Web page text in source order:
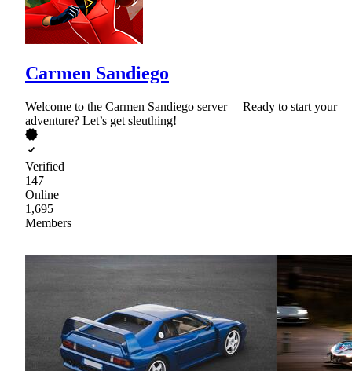
Carmen Sandiego
Welcome to the Carmen Sandiego server— Ready to start your
adventure? Let’s get sleuthing!
Verified
147
Online
1,695
Members